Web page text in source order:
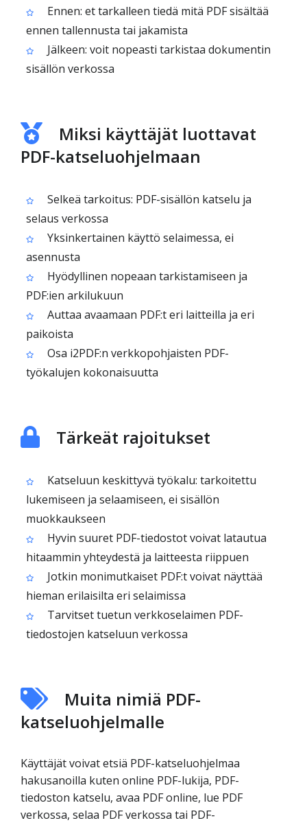
Ennen: et tarkalleen tiedä mitä PDF sisältää
ennen tallennusta tai jakamista
Jälkeen: voit nopeasti tarkistaa dokumentin
sisällön verkossa
Miksi käyttäjät luottavat
PDF-katseluohjelmaan
Selkeä tarkoitus: PDF-sisällön katselu ja
selaus verkossa
Yksinkertainen käyttö selaimessa, ei
asennusta
Hyödyllinen nopeaan tarkistamiseen ja
PDF:ien arkilukuun
Auttaa avaamaan PDF:t eri laitteilla ja eri
paikoista
Osa i2PDF:n verkkopohjaisten PDF-
työkalujen kokonaisuutta
Tärkeät rajoitukset
Katseluun keskittyvä työkalu: tarkoitettu
lukemiseen ja selaamiseen, ei sisällön
muokkaukseen
Hyvin suuret PDF-tiedostot voivat latautua
hitaammin yhteydestä ja laitteesta riippuen
Jotkin monimutkaiset PDF:t voivat näyttää
hieman erilaisilta eri selaimissa
Tarvitset tuetun verkkoselaimen PDF-
tiedostojen katseluun verkossa
Muita nimiä PDF-
katseluohjelmalle
Käyttäjät voivat etsiä PDF-katseluohjelmaa
hakusanoilla kuten online PDF-lukija, PDF-
tiedoston katselu, avaa PDF online, lue PDF
verkossa, selaa PDF verkossa tai PDF-